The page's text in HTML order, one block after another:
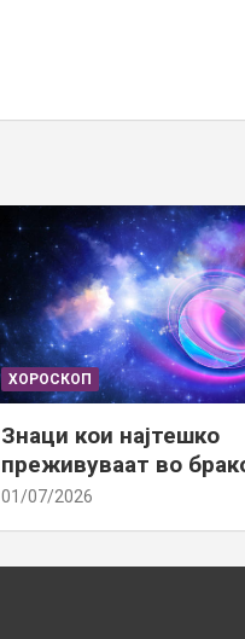
ХОРОСКОП
Знаци кои најтешко
преживуваат во
01/07/2026